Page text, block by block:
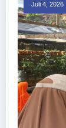
Juli 4, 2026